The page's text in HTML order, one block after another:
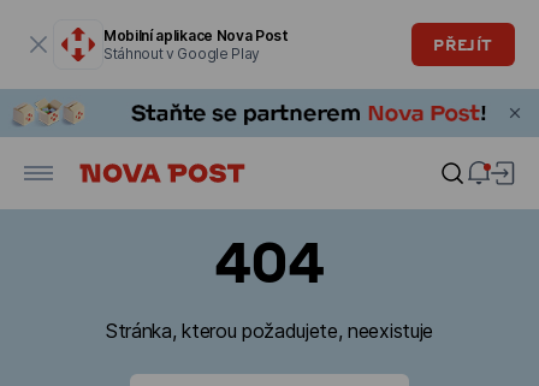
Mobilní aplikace Nova Post
Stáhnout v Google Play
PŘEJÍT
404
Stránka, kterou požadujete, neexistuje